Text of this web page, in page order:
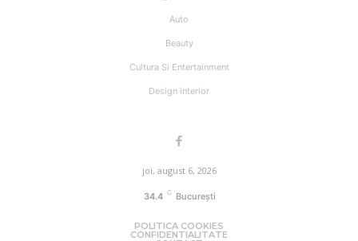
Auto
Beauty
Cultura Si Entertainment
Design interior
joi, august 6, 2026
34.4 C București
POLITICA COOKIES
CONFIDENTIALITATE